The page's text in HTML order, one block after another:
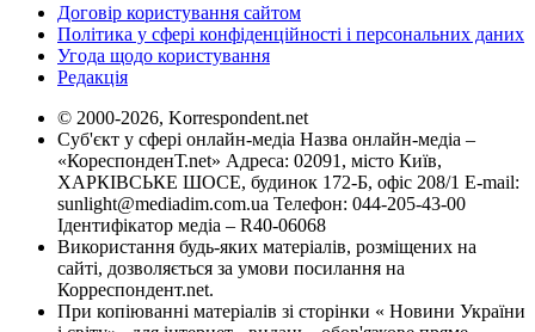
Договір користування сайтом
Політика у сфері конфіденційності і персональних даних
Угода щодо користування
Редакція
© 2000-2026, Korrespondent.net
Суб'єкт у сфері онлайн-медіа Назва онлайн-медіа –
«КореспонденТ.net» Адреса: 02091, місто Київ,
ХАРКІВСЬКЕ ШОСЕ, будинок 172-Б, офіс 208/1 E-mail:
sunlight@mediadim.com.ua Телефон: 044-205-43-00
Ідентифікатор медіа – R40-06068
Використання будь-яких матеріалів, розміщених на
сайті, дозволяється за умови посилання на
Корреспондент.net.
При копіюванні матеріалів зі сторінки « Новини України